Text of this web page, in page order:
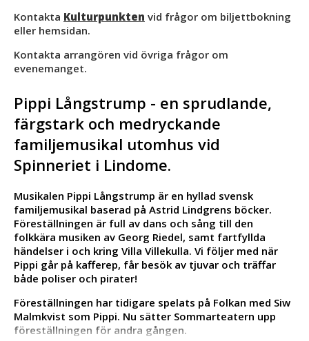
Kontakta Kulturpunkten vid frågor om biljettbokning
eller hemsidan.
Kontakta arrangören vid övriga frågor om
evenemanget.
Pippi Långstrump - en sprudlande,
färgstark och medryckande
familjemusikal utomhus vid
Spinneriet i Lindome.
Musikalen Pippi Långstrump är en hyllad svensk
familjemusikal baserad på Astrid Lindgrens böcker.
Föreställningen är full av dans och sång till den
folkkära musiken av Georg Riedel, samt fartfyllda
händelser i och kring Villa Villekulla. Vi följer med när
Pippi går på kafferep, får besök av tjuvar och träffar
både poliser och pirater!
Föreställningen har tidigare spelats på Folkan med Siw
Malmkvist som Pippi. Nu sätter Sommarteatern upp
föreställningen för andra gången.